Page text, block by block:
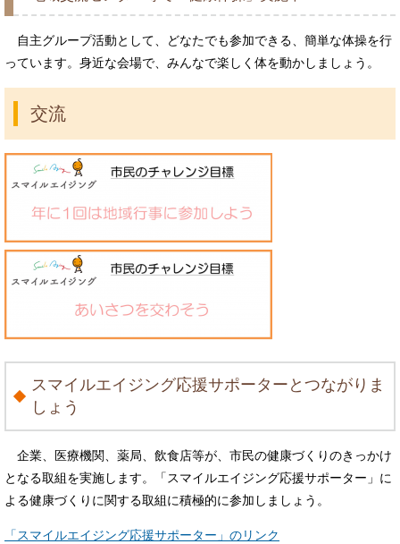
自主グループ活動として、どなたでも参加できる、簡単な体操を行
っています。身近な会場で、みんなで楽しく体を動かしましょう。
交流
スマイルエイジング応援サポーターとつながりま
しょう
企業、医療機関、薬局、飲食店等が、市民の健康づくりのきっかけ
となる取組を実施します。「スマイルエイジング応援サポーター」に
よる健康づくりに関する取組に積極的に参加しましょう。
「スマイルエイジング応援サポーター」のリンク